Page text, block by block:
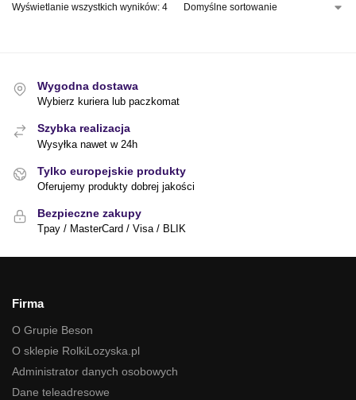
Wyświetlanie wszystkich wyników: 4
Wygodna dostawa
Wybierz kuriera lub paczkomat
Szybka realizacja
Wysyłka nawet w 24h
Tylko europejskie produkty
Oferujemy produkty dobrej jakości
Bezpieczne zakupy
Tpay / MasterCard / Visa / BLIK
Firma
O Grupie Beson
O sklepie RolkiLozyska.pl
Administrator danych osobowych
Dane teleadresowe